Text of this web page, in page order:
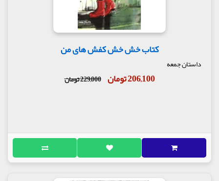
کتاب خش خش کفش های من
داستان جمعه
206,100 تومان 229,000 تومان